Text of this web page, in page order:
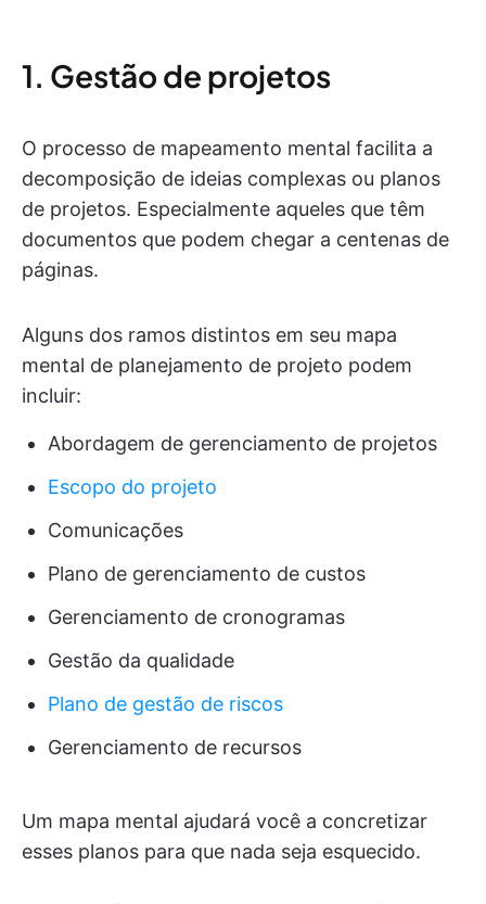
1. Gestão de projetos
O processo de mapeamento mental facilita a
decomposição de ideias complexas ou planos
de projetos. Especialmente aqueles que têm
documentos que podem chegar a centenas de
páginas.
Alguns dos ramos distintos em seu mapa
mental de planejamento de projeto podem
incluir:
Abordagem de gerenciamento de projetos
Escopo do projeto
Comunicações
Plano de gerenciamento de custos
Gerenciamento de cronogramas
Gestão da qualidade
Plano de gestão de riscos
Gerenciamento de recursos
Um mapa mental ajudará você a concretizar
esses planos para que nada seja esquecido.